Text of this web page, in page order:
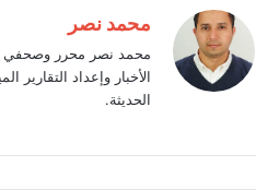
محمد نصر
محمد نصر محرر وصحفي
الأخبار وإعداد
الحديثة.